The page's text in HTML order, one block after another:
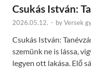
Csukás István:
2026.05.12. - byVersek
Csukás István:
szemünk ne is lássa,
legyen ott lakása. Elő